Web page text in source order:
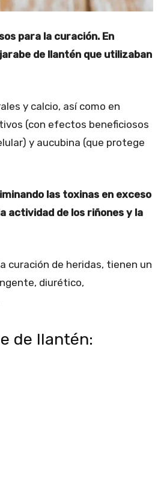
para la curación. En
de llantén que utilizaban
y calcio, así como en
(con efectos beneficiosos
y aucubina (que protege
las toxinas en exceso
actividad de los riñones y la
de heridas, tienen un
diurético,
de llantén: